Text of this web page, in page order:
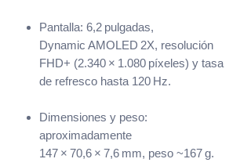
Pantalla: 6,2 pulgadas,
Dynamic AMOLED 2X, resolución
FHD+ (2.340 × 1.080 píxeles) y tasa
de refresco hasta 120 Hz.
Dimensiones y peso:
aproximadamente
147 × 70,6 × 7,6 mm, peso ~167 g.